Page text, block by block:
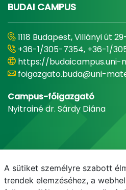
BUDAI CAMPUS
1118 Budapest, Villányi út
+36-1/305-7354, +36-1/
https://budaicampus.uni-
foigazgato.buda@uni-
Campus-főigazgató
Nyitrainé dr. Sárdy Diána
A sütiket személyre szabott
trendek elemzéséhez, a